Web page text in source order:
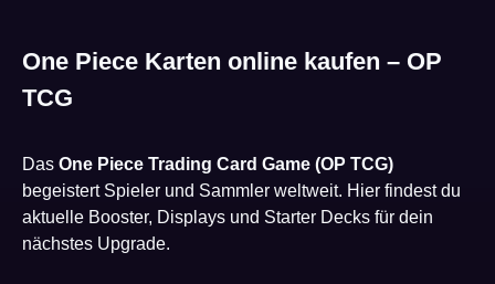
One Piece Karten online kaufen – OP
TCG
Das One Piece Trading Card Game (OP TCG)
begeistert Spieler und Sammler weltweit. Hier findest du
aktuelle Booster, Displays und Starter Decks für dein
nächstes Upgrade.